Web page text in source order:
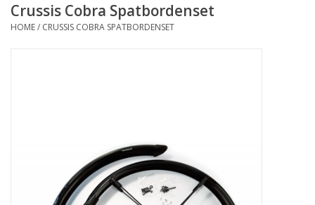
Steps huren of uitproberen
Crussis Cobra Spatbordenset
HOME/ CRUSSIS COBRA SPATBORDENSET